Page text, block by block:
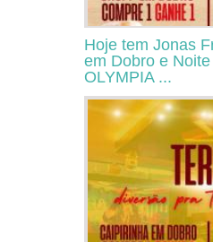
Hoje tem Jonas
em Dobro e
OLYMPIA ...